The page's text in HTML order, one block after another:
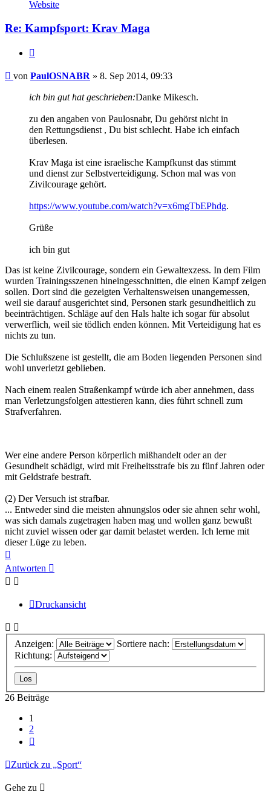
PaulOSNABR
Website
Re: Kampfsport: Krav Maga
Beitrag
von PaulOSNABR » 8. Sep 2014, 09:33
ich bin gut hat geschrieben:Danke Mikesch.
zu den angaben von Paulosnabr, Du gehörst nicht in
den Rettungsdienst , Du bist schlecht. Habe ich einfach
überlesen.
Krav Maga ist eine israelische Kampfkunst das stimmt
und dienst zur Selbstverteidigung. Schon mal was von
Zivilcourage gehört.
https://www.youtube.com/watch?v=x6mgTbEPhdg.
Grüße
ich bin gut
Das ist keine Zivilcourage, sondern ein Gewaltexzess. In dem Film
wurden Trainingsszenen hineingesschnitten, die einen Kampf zeigen
sollen. Dort sind die gezeigten Verhaltensweisen unangemessen,
weil sie darauf ausgerichtet sind, Personen stark gesundheitlich zu
beeinträchtigen. Schläge auf den Hals halte ich sogar für absolut
verwerflich, weil sie tödlich enden können. Mit Verteidigung hat es
nichts zu tun.
Die Schlußszene ist gestellt, die am Boden liegenden Personen sind
wohl unverletzt geblieben.
Nach einem realen Straßenkampf würde ich aber annehmen, dass
man Verletzungsfolgen attestieren kann, dies führt schnell zum
Strafverfahren.
Wer eine andere Person körperlich mißhandelt oder an der
Gesundheit schädigt, wird mit Freiheitsstrafe bis zu fünf Jahren oder
mit Geldstrafe bestraft.
(2) Der Versuch ist strafbar.
... Entweder sind die meisten ahnungslos oder sie ahnen sehr wohl,
was sich damals zugetragen haben mag und wollen ganz bewußt
nicht zuviel wissen oder gar damit belastet werden. Ich lerne mit
dieser Lüge zu leben.
oben
Antworten
Druckansicht
Anzeigen:
Sortiere nach:
Richtung:
26 Beiträge
1
2
Zurück zu „Sport“
Gehe zu